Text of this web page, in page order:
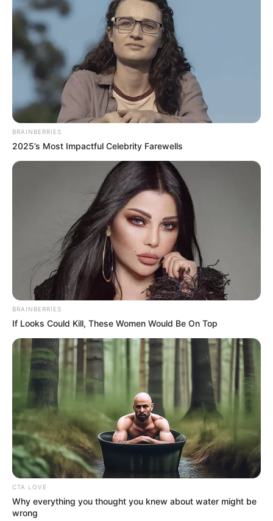
BRAINBERRIES
2025’s Most Impactful Celebrity Farewells
BRAINBERRIES
If Looks Could Kill, These Women Would Be On Top
CTA LOVE
Why everything you thought you knew about water might be
wrong